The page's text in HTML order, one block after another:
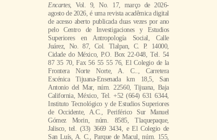
Encartes, Vol. 9, No. 17, março de 2026-
agosto de 2026, é uma revista acadêmica digital
de acesso aberto publicada duas vezes por ano
pelo Centro de Investigaciones y Estudios
Superiores en Antropología Social, Calle
Juárez, No. 87, Col. Tlalpan, C. P. 14000,
Cidade do México, P.O. Box 22-048, Tel. 54
87 35 70, Fax 56 55 55 76, El Colegio de la
Frontera Norte Norte, A. C.., Carretera
Escénica Tijuana-Ensenada km 18,5, San
Antonio del Mar, núm. 22560, Tijuana, Baja
California, México, Tel. +52 (664) 631 6344,
Instituto Tecnológico y de Estudios Superiores
de Occidente, A.C., Periférico Sur Manuel
Gómez Morin, núm. 8585, Tlaquepaque,
Jalisco, tel. (33) 3669 3434, e El Colegio de
San Luís, A. C., Parque de Macul, núm. 155,